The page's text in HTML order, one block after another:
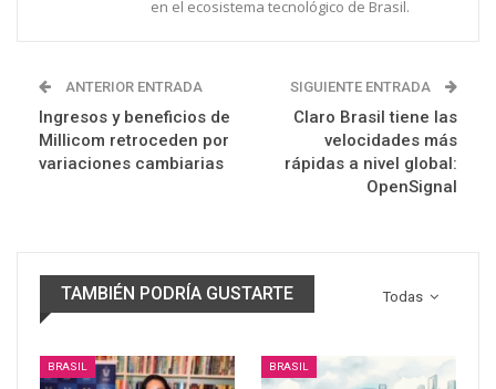
en el ecosistema tecnológico de Brasil.
ANTERIOR ENTRADA
Ingresos y beneficios de
Millicom retroceden por
variaciones cambiarias
SIGUIENTE ENTRADA
Claro Brasil tiene las
velocidades más
rápidas a nivel global:
OpenSignal
Todas
TAMBIÉN PODRÍA GUSTARTE
BRASIL BRASIL